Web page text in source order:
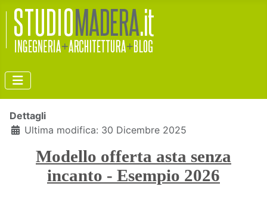
Dettagli
Ultima modifica: 30 Dicembre 2025
Modello offerta asta senza
incanto - Esempio 2026